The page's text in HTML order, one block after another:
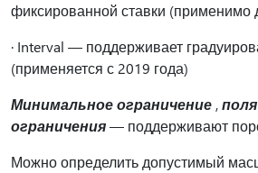
фиксированной ставки (применимо
· Interval — поддерживает
(применяется с 2019 года)
Минимальное ограничение ,
ограничения— поддерживают
Можно определить допустимый